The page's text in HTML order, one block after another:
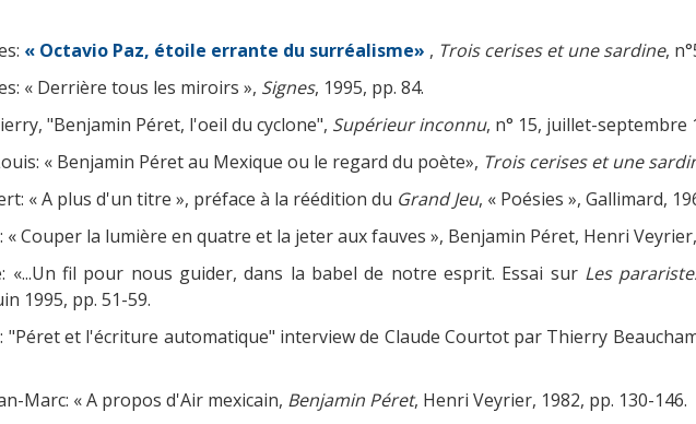
« Octavio Paz, étoile errante du surréalisme» , Trois cerises et une sardine,
« Derrière tous les miroirs », Signes, 1995, pp. 84.
"Benjamin Péret, l'oeil du cyclone", Supérieur inconnu, n° 15, juillet-septembre
« Benjamin Péret au Mexique ou le regard du poète», Trois cerises et une
« A plus d'un titre », préface à la réédition du Grand Jeu, « Poésies », Gallimard,
« Couper la lumière en quatre et la jeter aux fauves », Benjamin Péret, Henri
«...Un fil pour nous guider, dans la babel de notre esprit. Essai sur Les
1995, pp. 51-59.
"Péret et l'écriture automatique" interview de Claude Courtot par Thierry
Marc: « A propos d'Air mexicain, Benjamin Péret, Henri Veyrier, 1982, pp. 130-146.